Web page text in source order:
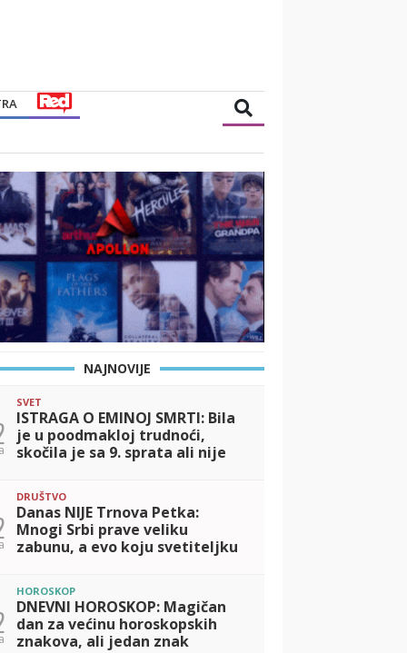
NAJNOVIJE
SVET
ISTRAGA O EMINOJ SMRTI: Bila
je u poodmakloj trudnoći,
skočila je sa 9. sprata ali nije
DRUŠTVO
Danas NIJE Trnova Petka:
Mnogi Srbi prave veliku
zabunu, a evo koju svetiteljku
joj se mole
HOROSKOP
DNEVNI HOROSKOP: Magičan
dan za većinu horoskopskih
znakova, ali jedan znak